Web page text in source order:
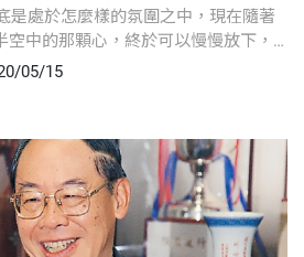
是處於怎麼樣的氛圍之中，現在隨著
中的那顆心，終於可以慢慢放下，
次穿越時空，重回1988年至2005年
05/15